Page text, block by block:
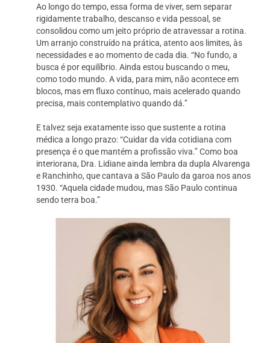
Ao longo do tempo, essa forma de viver, sem separar
rigidamente trabalho, descanso e vida pessoal, se
consolidou como um jeito próprio de atravessar a rotina.
Um arranjo construído na prática, atento aos limites, às
necessidades e ao momento de cada dia. “No fundo, a
busca é por equilíbrio. Ainda estou buscando o meu,
como todo mundo. A vida, para mim, não acontece em
blocos, mas em fluxo contínuo, mais acelerado quando
precisa, mais contemplativo quando dá.”
E talvez seja exatamente isso que sustente a rotina
médica a longo prazo: “Cuidar da vida cotidiana com
presença é o que mantém a profissão viva.” Como boa
interiorana, Dra. Lidiane ainda lembra da dupla Alvarenga
e Ranchinho, que cantava a São Paulo da garoa nos anos
1930. “Aquela cidade mudou, mas São Paulo continua
sendo terra boa.”